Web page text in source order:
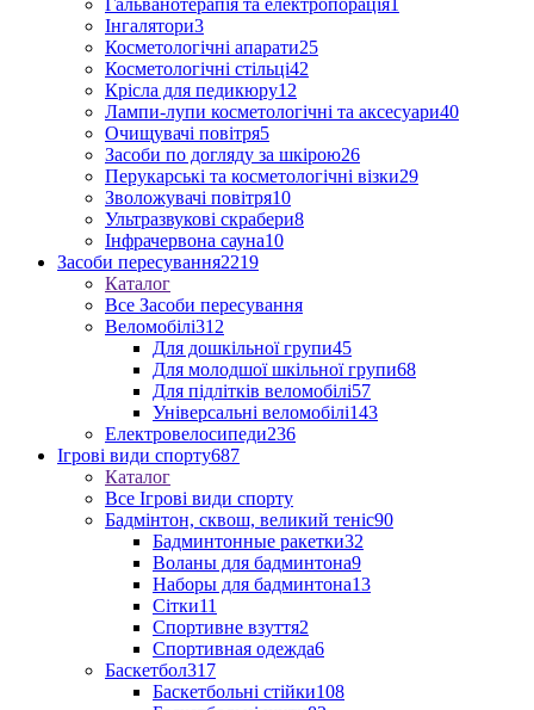
Гальванотерапія та електропорація1
Інгалятори3
Косметологічні апарати25
Косметологічні стільці42
Крісла для педикюру12
Лампи-лупи косметологічні та аксесуари40
Очищувачі повітря5
Засоби по догляду за шкірою26
Перукарські та косметологічні візки29
Зволожувачі повітря10
Ультразвукові скрабери8
Інфрачервона сауна10
Засоби пересування2219
Каталог
Все Засоби пересування
Веломобілі312
Для дошкільної групи45
Для молодшої шкільної групи68
Для підлітків веломобілі57
Універсальні веломобілі143
Електровелосипеди236
Ігрові види спорту687
Каталог
Все Ігрові види спорту
Бадмінтон, сквош, великий теніс90
Бадминтонные ракетки32
Воланы для бадминтона9
Наборы для бадминтона13
Сітки11
Спортивне взуття2
Спортивная одежда6
Баскетбол317
Баскетбольні стійки108